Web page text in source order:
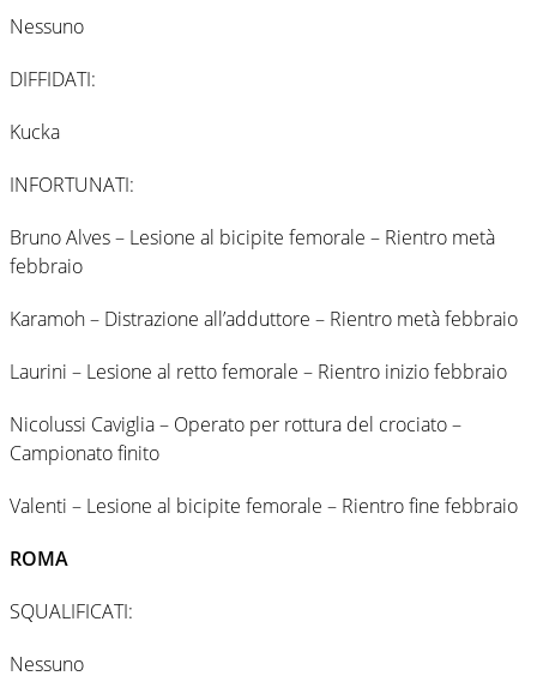
Nessuno
DIFFIDATI:
Kucka
INFORTUNATI:
Bruno Alves – Lesione al bicipite femorale – Rientro metà
febbraio
Karamoh – Distrazione all’adduttore – Rientro metà febbraio
Laurini – Lesione al retto femorale – Rientro inizio febbraio
Nicolussi Caviglia – Operato per rottura del crociato –
Campionato finito
Valenti – Lesione al bicipite femorale – Rientro fine febbraio
ROMA
SQUALIFICATI:
Nessuno